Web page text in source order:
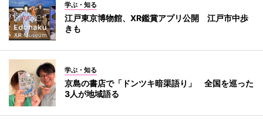
学ぶ・知る
江戸東京博物館、XR鑑賞アプリ公開 江戸市中歩
きも
学ぶ・知る
京島の書店で「ドンツキ暗渠語り」 全国を巡った
3人が地域語る